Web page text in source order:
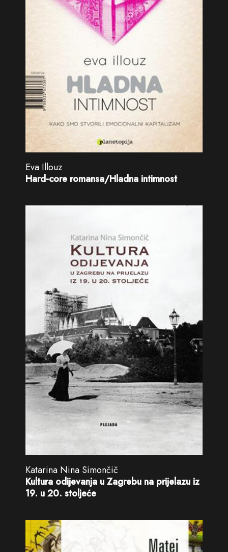
Eva Illouz
Hard-core romansa/Hladna intimnost
Katarina Nina Simončič
Kultura odijevanja u Zagrebu na prijelazu iz
19. u 20. stoljeće